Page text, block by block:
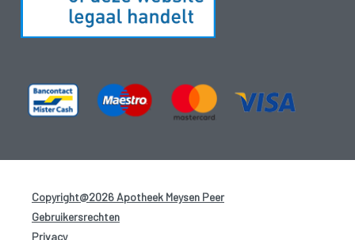
Copyright@2026 Apotheek Meysen Peer
Gebruikersrechten
Privacy-